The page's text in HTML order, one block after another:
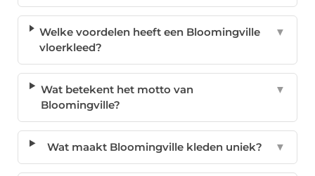
Welke voordelen heeft een Bloomingville
vloerkleed?
▼
Wat betekent het motto van
Bloomingville?
▼
Wat maakt Bloomingville kleden uniek? ▼